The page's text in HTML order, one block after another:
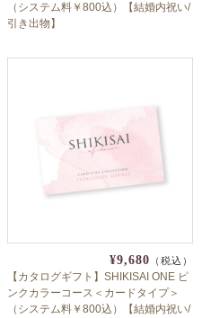
（システム料￥800込）【結婚内祝い/
引き出物】
¥9,680 （税込）
【カタログギフト】SHIKISAI ONE ピ
ンクカラーコース＜カードタイプ＞
（システム料￥800込）【結婚内祝い/